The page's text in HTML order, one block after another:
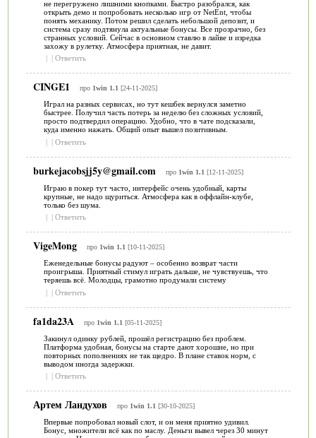
не перегружено лишними кнопками. Быстро разобрался, как
открыть демо и попробовать несколько игр от NetEnt, чтобы
понять механику. Потом решил сделать небольшой депозит, и
система сразу подтянула актуальные бонусы. Все прозрачно, без
странных условий. Сейчас в основном ставлю в лайве и изредка
захожу в рулетку. Атмосфера приятная, не давит.
| | Ответить
CINGE1 про 1win 1.1 [24-11-2025]
Играл на разных сервисах, но тут кешбек вернулся заметно
быстрее. Получил часть потерь за неделю без сложных условий,
просто подтвердил операцию. Удобно, что в чате подсказали,
куда именно нажать. Общий опыт вышел позитивным.
| | Ответить
burkejacobsjj5y@gmail.com про 1win 1.1 [12-11-2025]
Играю в покер тут часто, интерфейс очень удобный, карты
крупные, не надо щуриться. Атмосфера как в оффлайн-клубе,
только без шума.
| | Ответить
VigeMong про 1win 1.1 [10-11-2025]
Еженедельные бонусы радуют – особенно возврат части
проигрыша. Приятный стимул играть дальше, не чувствуешь, что
теряешь всё. Молодцы, грамотно продумали систему
| | Ответить
fa1da23A про 1win 1.1 [05-11-2025]
Закинул одинку рублей, прошёл регистрацию без проблем.
Платформа удобная, бонусы на старте дают хорошие, но при
повторных пополнениях не так щедро. В плане ставок норм, с
выводом иногда задержки.
| | Ответить
Артем Ландухов про 1win 1.1 [30-10-2025]
Впервые попробовал новый слот, и он меня приятно удивил.
Бонус, множители всё как по маслу. Деньги вывел через 30 минут